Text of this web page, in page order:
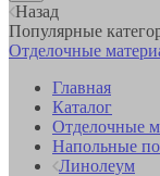
Назад
Популярные
Отделочные
Главная
Каталог
Отделочные
Напольные
Линолеум